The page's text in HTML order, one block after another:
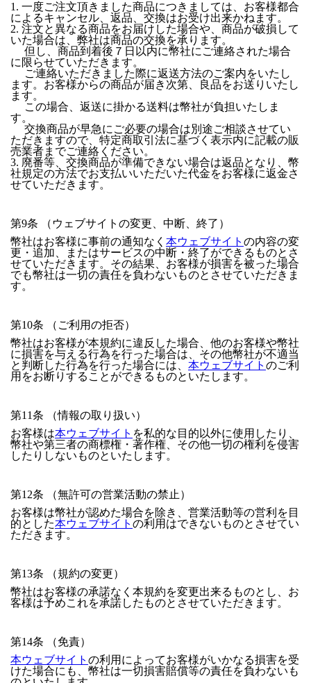
1. 一度ご注文頂きました商品につきましては、お客様都合
によるキャンセル、返品、交換はお受け出来かねます。
2. 注文と異なる商品をお届けした場合や、商品が破損して
いた場合は、弊社は商品の交換を承ります。
但し、商品到着後７日以内に幣社にご連絡された場合
に限らせていただきます。
ご連絡いただきました際に返送方法のご案内をいたし
ます。お客様からの商品が届き次第、良品をお送りいたし
ます。
この場合、返送に掛かる送料は幣社が負担いたしま
す。
交換商品が早急にご必要の場合は別途ご相談させてい
ただきますので、特定商取引法に基づく表示内に記載の販
売業者までご連絡ください。
3. 廃番等、交換商品が準備できない場合は返品となり、幣
社規定の方法でお支払いいただいた代金をお客様に返金さ
せていただきます。
第9条 （ウェブサイトの変更、中断、終了）
幣社はお客様に事前の通知なく 本ウェブサイト の内容の変
更・追加、またはサービスの中断・終了ができるものとさ
せていただきます。その結果、お客様が損害を被った場合
でも幣社は一切の責任を負わないものとさせていただきま
す。
第10条 （ご利用の拒否）
幣社はお客様が本規約に違反した場合、他のお客様や幣社
に損害を与える行為を行った場合は、その他幣社が不適当
と判断した行為を行った場合には、 本ウェブサイト のご利
用をお断りすることができるものといたします。
第11条 （情報の取り扱い）
お客様は本ウェブサイト を私的な目的以外に使用したり、
幣社や第三者の商標権・著作権、その他一切の権利を侵害
したりしないものといたします。
第12条 （無許可の営業活動の禁止）
お客様は幣社が認めた場合を除き、営業活動等の営利を目
的とした本ウェブサイト の利用はできないものとさせてい
ただきます。
第13条 （規約の変更）
幣社はお客様の承諾なく本規約を変更出来るものとし、お
客様は予めこれを承諾したものとさせていただきます。
第14条 （免責）
本ウェブサイト の利用によってお客様がいかなる損害を受
けた場合にも、幣社は一切損害賠償等の責任を負わないも